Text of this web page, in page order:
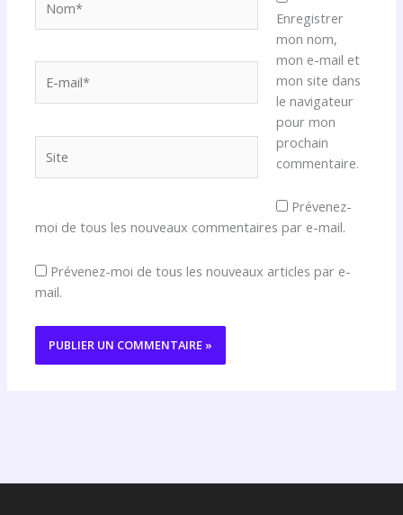
mail*
Enregistrer
mon nom,
mon e-mail et
mon site dans
le navigateur
pour mon
prochain
commentaire.
Prévenez-
moi de tous les nouveaux commentaires par e-mail.
Prévenez-moi de tous les nouveaux articles par e-
mail.